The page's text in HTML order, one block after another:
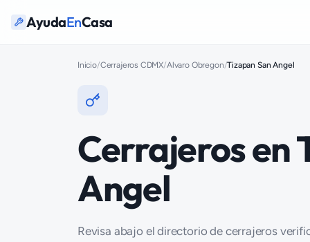
AyudaEnCasa
Inicio/Cerrajeros CDMX/Alvaro Obregon/Tizapan San Angel
Cerrajeros en
Angel
Revisa abajo el directorio de cerrajeros